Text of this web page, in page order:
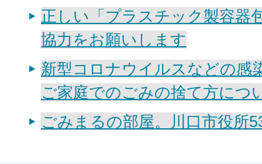
正しい「プラスチック製容器
協力をお願いします
新型コロナウイルスなどの感
ご家庭でのごみの捨て方につ
ごみまるの部屋。川口市役所